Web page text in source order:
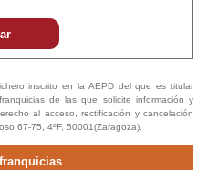
inscrito en la AEPD del que es titular
de las que solicite información y
al acceso, rectificación y cancelación
67-75, 4ºF, 50001(Zaragoza).